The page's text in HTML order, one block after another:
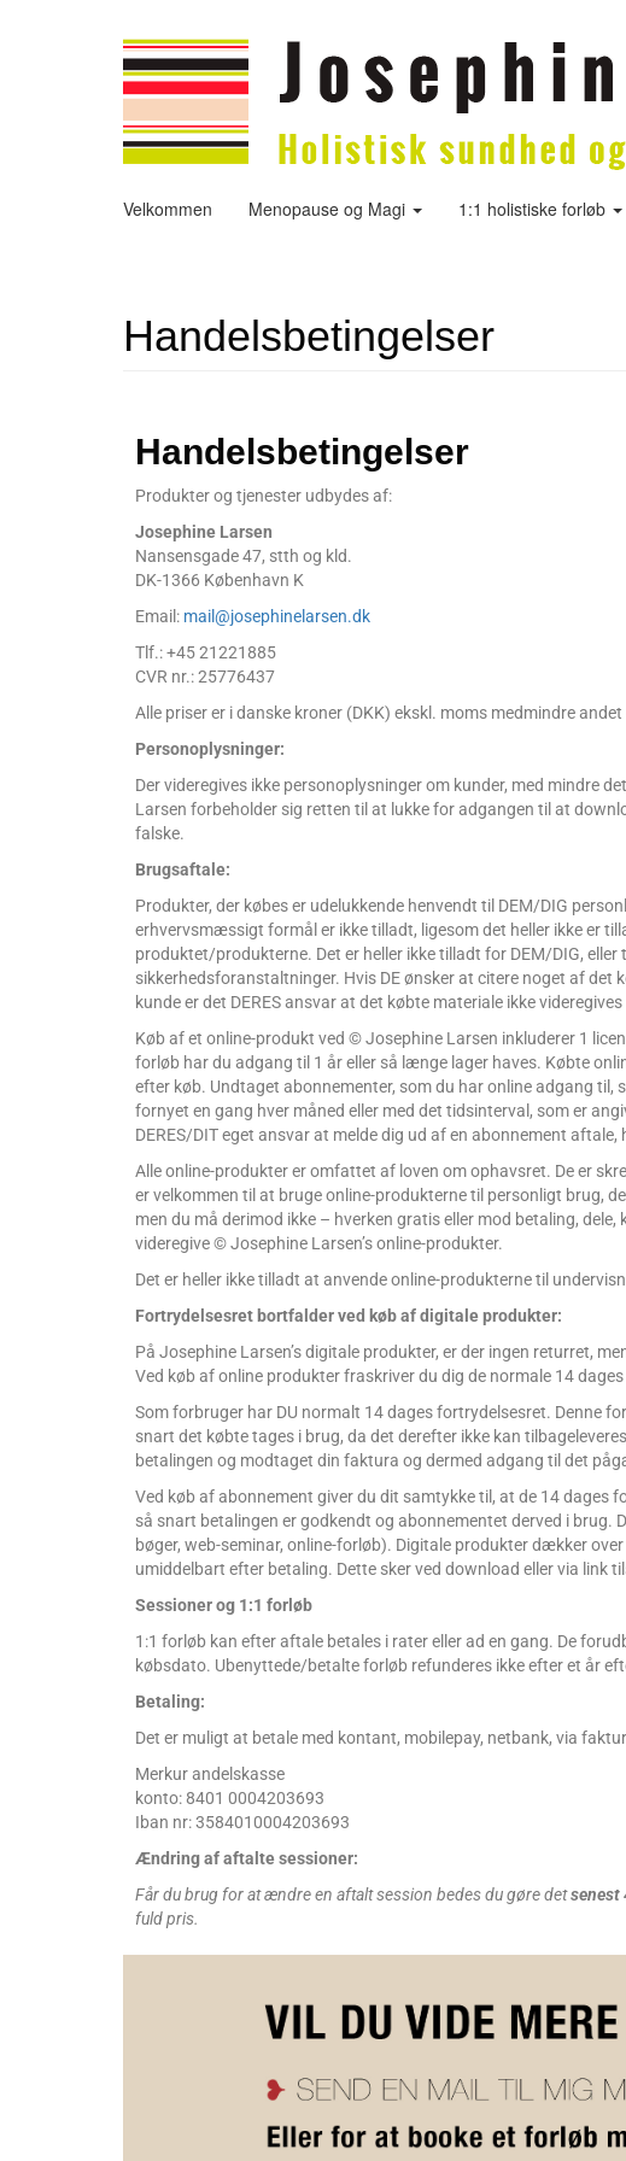
Velkommen Menopause og Magi 1:1 holistiske forløb
Handelsbetingelser
Handelsbetingelser
Produkter og tjenester udbydes af:
Josephine Larsen
Nansensgade 47, stth og kld.
DK-1366 København K
Email: mail@josephinelarsen.dk
Tlf.: +45 21221885
CVR nr.: 25776437
Alle priser er i danske kroner (DKK) ekskl. moms medmindre andet
Personoplysninger:
Der videregives ikke personoplysninger om kunder, med mindre
Larsen forbeholder sig retten til at lukke for adgangen til at
falske.
Brugsaftale:
Produkter, der købes er udelukkende henvendt til DEM/DIG
erhvervsmæssigt formål er ikke tilladt, ligesom det heller ikke er
produktet/produkterne. Det er heller ikke tilladt for DEM/DIG,
sikkerhedsforanstaltninger. Hvis DE ønsker at citere noget af
kunde er det DERES ansvar at det købte materiale ikke
Køb af et online-produkt ved © Josephine Larsen inkluderer 1
forløb har du adgang til 1 år eller så længe lager haves. Købte
efter køb. Undtaget abonnementer, som du har online adgang
fornyet en gang hver måned eller med det tidsinterval, som er
DERES/DIT eget ansvar at melde dig ud af en abonnement
Alle online-produkter er omfattet af loven om ophavsret. De er
er velkommen til at bruge online-produkterne til personligt brug,
men du må derimod ikke – hverken gratis eller mod betaling,
videregive © Josephine Larsen’s online-produkter.
Det er heller ikke tilladt at anvende online-produkterne til
Fortrydelsesret bortfalder ved køb af digitale produkter:
På Josephine Larsen’s digitale produkter, er der ingen returret,
Ved køb af online produkter fraskriver du dig de normale 14
Som forbruger har DU normalt 14 dages fortrydelsesret. Denne
snart det købte tages i brug, da det derefter ikke kan
betalingen og modtaget din faktura og dermed adgang til det
Ved køb af abonnement giver du dit samtykke til, at de 14
så snart betalingen er godkendt og abonnementet derved i brug.
bøger, web-seminar, online-forløb). Digitale produkter dækker
umiddelbart efter betaling. Dette sker ved download eller via link
Sessioner og 1:1 forløb
1:1 forløb kan efter aftale betales i rater eller ad en gang. De
købsdato. Ubenyttede/betalte forløb refunderes ikke efter et år
Betaling:
Det er muligt at betale med kontant, mobilepay, netbank, via
Merkur andelskasse
konto: 8401 0004203693
Iban nr: 3584010004203693
Ændring af aftalte sessioner:
Får du brug for at ændre en aftalt session bedes du gøre detsenest
fuld pris.